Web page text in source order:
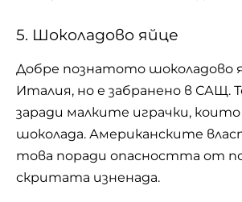
5. Шоколадово яйце
Добре познатото шоколадово
Италия, но е забранено в САЩ.
заради малките играчки,
шоколада. Американските
това поради опасността от
скритата изненада.